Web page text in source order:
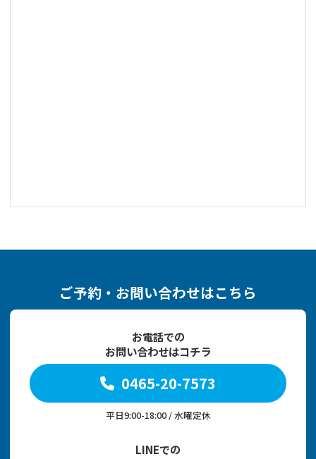
ご予約・お問い合わせはこちら
お電話での
お問い合わせはコチラ
0465-20-7573
平日9:00-18:00 / 水曜定休
LINEでの